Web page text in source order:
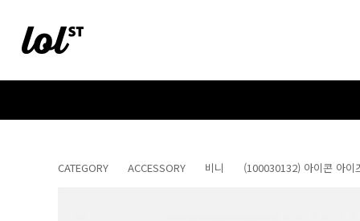
CATEGORY ACCESSORY 비니 (100030132) 아이콘 아이